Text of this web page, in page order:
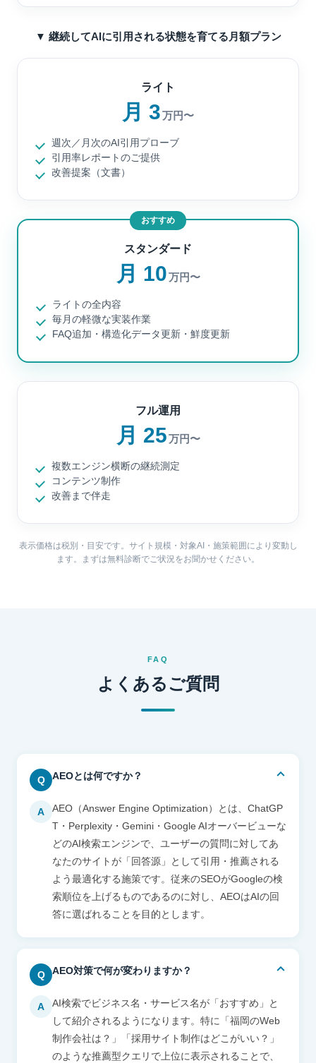
▼ 継続してAIに引用される状態を育てる月額プラン
ライト
月 3万円〜
週次／月次のAI引用プローブ
引用率レポートのご提供
改善提案（文書）
おすすめ
スタンダード
月 10万円〜
ライトの全内容
毎月の軽微な実装作業
FAQ追加・構造化データ更新・鮮度更新
フル運用
月 25万円〜
複数エンジン横断の継続測定
コンテンツ制作
改善まで伴走
表示価格は税別・目安です。サイト規模・対象AI・施策範囲により変動し
ます。まずは無料診断でご状況をお聞かせください。
FAQ
よくあるご質問
Q AEOとは何ですか？
A
AEO（Answer Engine Optimization）とは、ChatGP
T・Perplexity・Gemini・Google AIオーバービューな
どのAI検索エンジンで、ユーザーの質問に対してあ
なたのサイトが「回答源」として引用・推薦される
よう最適化する施策です。従来のSEOがGoogleの検
索順位を上げるものであるのに対し、AEOはAIの回
答に選ばれることを目的とします。
Q AEO対策で何が変わりますか？
A
AI検索でビジネス名・サービス名が「おすすめ」と
して紹介されるようになります。特に「福岡のWeb
制作会社は？」「採用サイト制作はどこがいい？」
のような推薦型クエリで上位に表示されることで、